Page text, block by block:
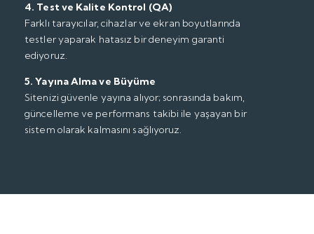
4. Test ve Kalite Kontrol (QA)
Farklı tarayıcılar, cihazlar ve ekran boyutlarında
testler yaparak hatasız bir deneyim garanti
ediyoruz.
5. Yayına Alma ve Büyüme
Sitenizi güvenle yayına alıyor; sonrasında bakım,
güncelleme ve performans takibi ile yaşayan bir
sistem olarak kalmasını sağlıyoruz.